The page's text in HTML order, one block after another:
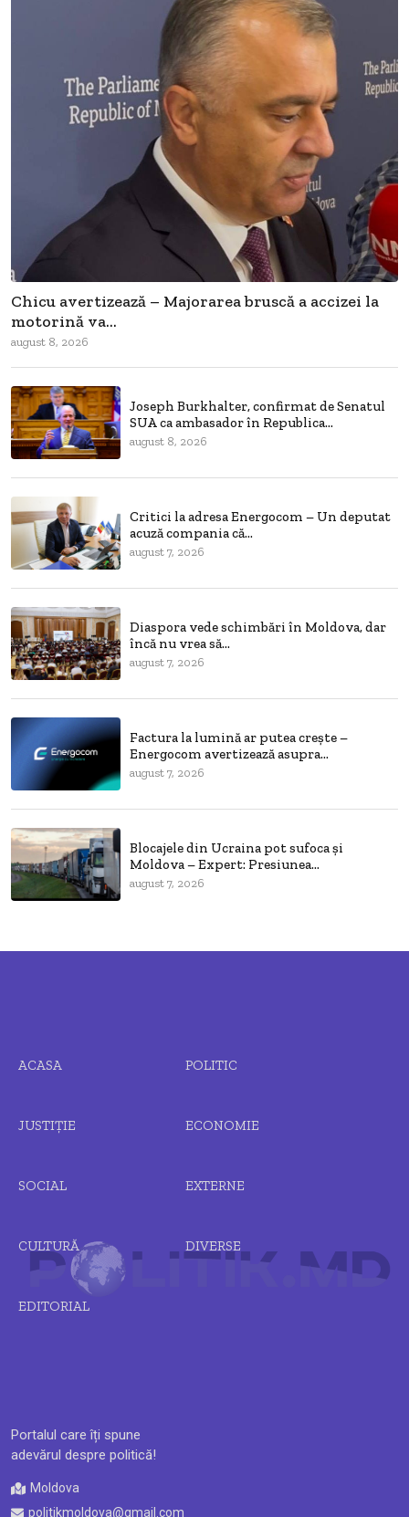
Chicu avertizează – Majorarea bruscă a accizei la
motorină va...
august 8, 2026
Joseph Burkhalter, confirmat de Senatul
SUA ca ambasador în Republica...
august 8, 2026
Critici la adresa Energocom – Un deputat
acuză compania că...
august 7, 2026
Diaspora vede schimbări în Moldova, dar
încă nu vrea să...
august 7, 2026
Factura la lumină ar putea crește –
Energocom avertizează asupra...
august 7, 2026
Blocajele din Ucraina pot sufoca și
Moldova – Expert: Presiunea...
august 7, 2026
Portalul care îți spune
adevărul despre politică!
Moldova
politikmoldova@gmail.com
ACASA POLITIC
JUSTIȚIE ECONOMIE
SOCIAL EXTERNE
CULTURĂ DIVERSE
EDITORIAL